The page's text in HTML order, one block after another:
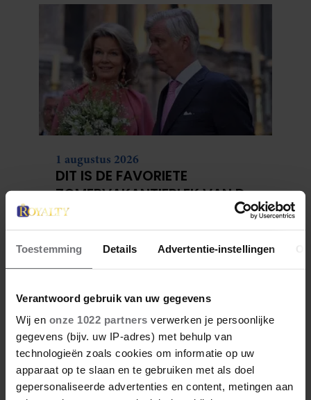
Toestemming Details Advertentie-instellingen
Verantwoord gebruik van uw gegevens
Wij en onze 1022 partners verwerken je persoonlijke
gegevens (bijv. uw IP-adres) met behulp van
technologieën zoals cookies om informatie op uw
apparaat op te slaan en te gebruiken met als doel
gepersonaliseerde advertenties en content, metingen aan
28 april 2026
DIT ZIJN DE 4 FAVORIETE
MODEMERKEN VAN PRINSES
23 april 2026
KATE EN CAMILLA HEBBEN EEN
GESPANNEN BAND: DÍT IS DE
REDEN